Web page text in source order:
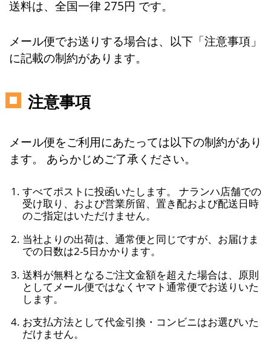
送料は、全国一律 275円 です。
メール便でお送りする場合は、以下「注意事項」
に記載の制約があります。
注意事項
メール便をご利用にあたっては以下の制約があり
ます。 あらかじめご了承ください。
すべてポストに投函いたします。 ナランハ店舗での
受け取り、および営業所留、置き配および配送日時
のご指定はいただけません。
当社よりの出荷は、通常便と同じですが、お届けま
での日数は2-5日かかります。
送料が無料となるご注文金額を超えた場合は、原則
としてメール便ではなくヤマト通常便でお送りいた
します。
お支払方法として代金引換・コンビニはお選びいた
だけません。